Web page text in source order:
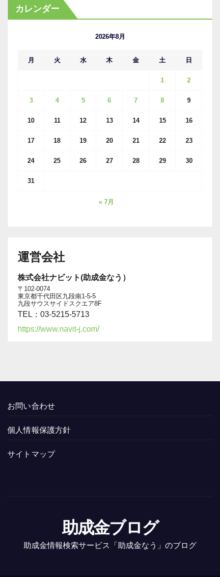
カ
イ
カレンダー
2026年8月
月 火 水 木 金 土 日
1 2
3 4 5 6 7 8 9
10 11 12 13 14 15 16
17 18 19 20 21 22 23
24 25 26 27 28 29 30
31
« 7月
運営会社
株式会社ナビット(助成金なう）
〒102-0074
東京都千代田区九段南1-5-5
九段サウスサイドスクエア8F
TEL：03-5215-5713
https://www.navit-j.com/
お問い合わせ
個人情報保護方針
サイトマップ
助成金ブログ
助成金情報検索サービス「助成金なう」のブログ